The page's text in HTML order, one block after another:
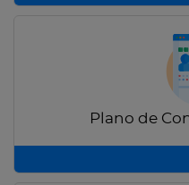
Plano de